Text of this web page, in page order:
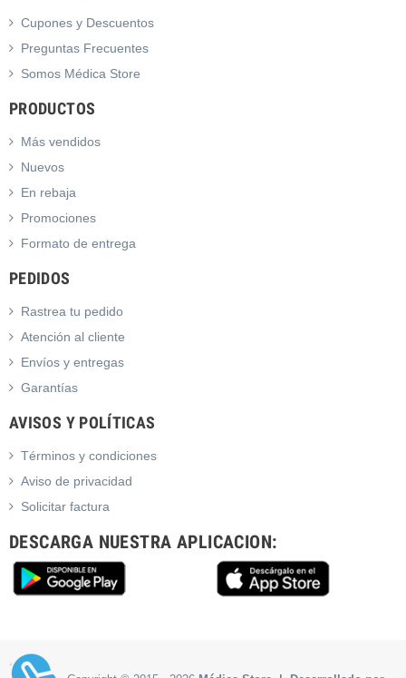
Cupones y Descuentos
Preguntas Frecuentes
Somos Médica Store
PRODUCTOS
Más vendidos
Nuevos
En rebaja
Promociones
Formato de entrega
PEDIDOS
Rastrea tu pedido
Atención al cliente
Envíos y entregas
Garantías
AVISOS Y POLÍTICAS
Términos y condiciones
Aviso de privacidad
Solicitar factura
DESCARGA NUESTRA APLICACION: